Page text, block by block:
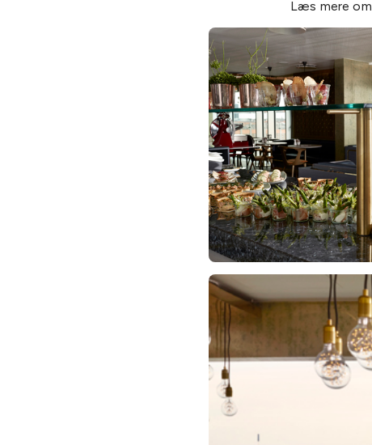
Læs mere om